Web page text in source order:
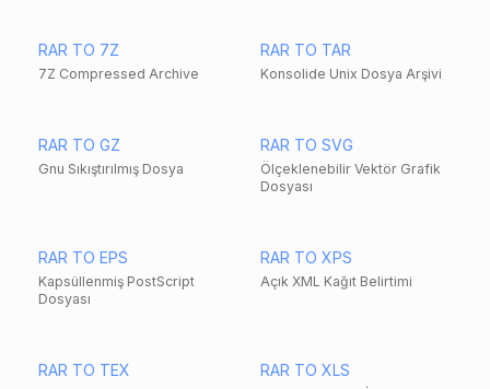
RAR TO 7Z
7Z Compressed Archive
RAR TO TAR
Konsolide Unix Dosya Arşivi
RAR TO GZ
Gnu Sıkıştırılmış Dosya
RAR TO SVG
Ölçeklenebilir Vektör Grafik
Dosyası
RAR TO EPS
Kapsüllenmiş PostScript
Dosyası
RAR TO XPS
Açık XML Kağıt Belirtimi
RAR TO TEX RAR TO XLS